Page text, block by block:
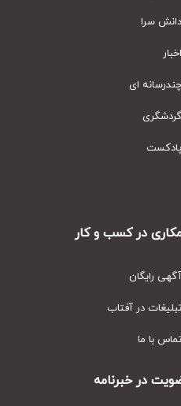
سرا
ای
در کسب و کار
رایگان
در آفتاب
با ما
در خبرنامه